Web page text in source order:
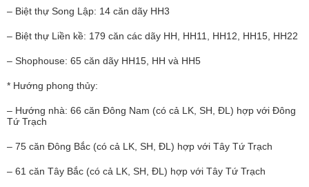
– Biệt thự Song Lập: 14 căn dãy HH3
– Biệt thự Liền kề: 179 căn các dãy HH, HH11, HH12, HH15, HH22
– Shophouse: 65 căn dãy HH15, HH và HH5
* Hướng phong thủy:
– Hướng nhà: 66 căn Đông Nam (có cả LK, SH, ĐL) hợp với Đông
Tứ Trạch
– 75 căn Đông Bắc (có cả LK, SH, ĐL) hợp với Tây Tứ Trạch
– 61 căn Tây Bắc (có cả LK, SH, ĐL) hợp với Tây Tứ Trạch